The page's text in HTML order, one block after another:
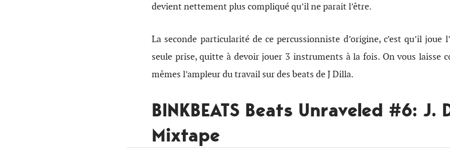
devient nettement plus compliqué qu’il ne parait l’être.
La seconde particularité de ce percussionniste d’origine, c’est qu’il joue
seule prise, quitte à devoir jouer 3 instruments à la fois. On vous laisse
mêmes l’ampleur du travail sur des beats de J Dilla.
BINKBEATS Beats Unraveled #6: J.
Mixtape